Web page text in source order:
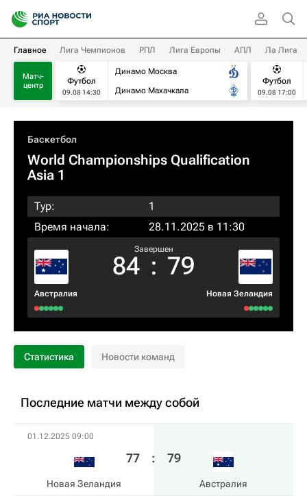
Главное Лига Чемпионов РПЛ Лига Европы АПЛ Ла Лига
Матч-
центр
Футбол
09.08 14:30
Динамо Москва
Динамо Махачкала
Футбол
09.08 17:00
Баскетбол
World Championships Qualification
Asia 1
Тур:
1
Время начала:
28.11.2025 в 11:30
Австралия
Завершен
84 : 79
Новая Зеландия
Статистика Новости команд
Последние матчи между собой
01.12.2025 09:00
Новая Зеландия
77 : 79
Австралия